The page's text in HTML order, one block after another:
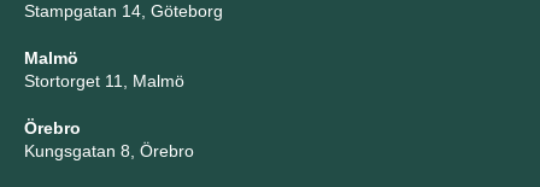
Stampgatan 14, Göteborg
Malmö
Stortorget 11, Malmö
Örebro
Kungsgatan 8, Örebro